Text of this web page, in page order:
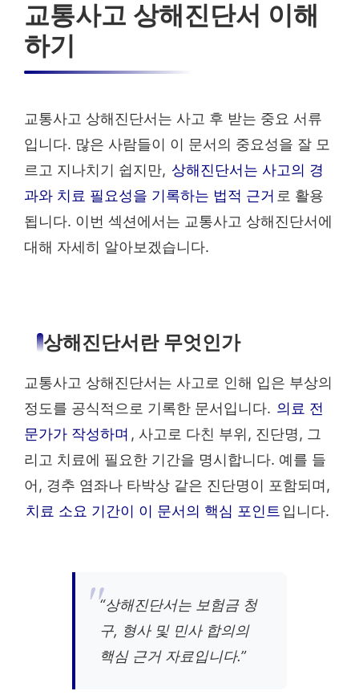
교통사고 상해진단서 이해
하기
교통사고 상해진단서는 사고 후 받는 중요 서류
입니다. 많은 사람들이 이 문서의 중요성을 잘 모
르고 지나치기 쉽지만, 상해진단서는 사고의 경
과와 치료 필요성을 기록하는 법적 근거 로 활용
됩니다. 이번 섹션에서는 교통사고 상해진단서에
대해 자세히 알아보겠습니다.
상해진단서란 무엇인가
교통사고 상해진단서는 사고로 인해 입은 부상의
정도를 공식적으로 기록한 문서입니다. 의료 전
문가가 작성하며 , 사고로 다친 부위, 진단명, 그
리고 치료에 필요한 기간을 명시합니다. 예를 들
어, 경추 염좌나 타박상 같은 진단명이 포함되며,
치료 소요 기간이 이 문서의 핵심 포인트 입니다.
“상해진단서는 보험금 청
구, 형사 및 민사 합의의
핵심 근거 자료입니다.”